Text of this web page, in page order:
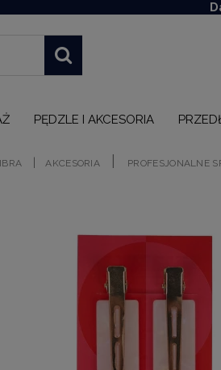
PĘDZLE I AKCESORIA
IBRA | AKCESORIA PROFESJONALNE